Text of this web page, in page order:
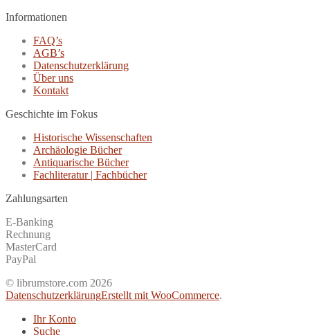
Informationen
FAQ’s
AGB’s
Datenschutzerklärung
Über uns
Kontakt
Geschichte im Fokus
Historische Wissenschaften
Archäologie Bücher
Antiquarische Bücher
Fachliteratur | Fachbücher
Zahlungsarten
E-Banking
Rechnung
MasterCard
PayPal
© librumstore.com 2026
DatenschutzerklärungErstellt mit WooCommerce.
Ihr Konto
Suche